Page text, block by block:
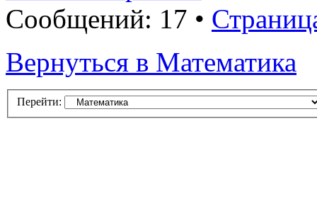
Сообщений: 17 •
Вернуться в Математика
Перейти: